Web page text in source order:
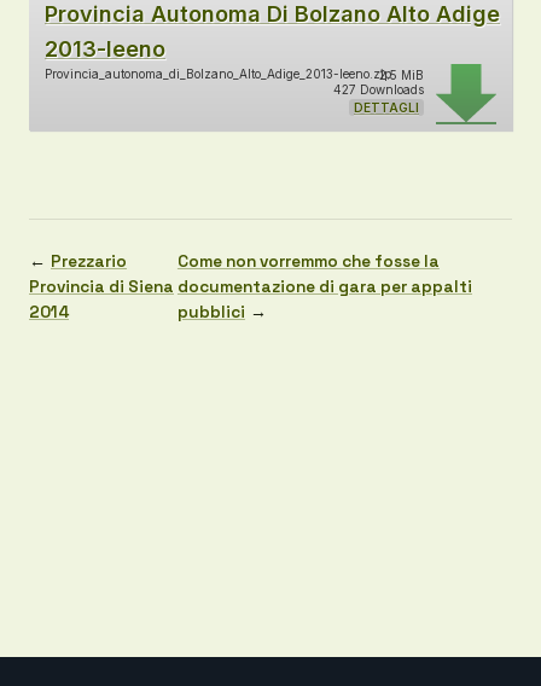
Provincia Autonoma Di Bolzano Alto Adige
2013-leeno
Provincia_autonoma_di_Bolzano_Alto_Adige_2013-leeno.zip2.5 MiB
427 Downloads
DETTAGLI
← Prezzario
Provincia di Siena
2014
Come non vorremmo che fosse la
documentazione di gara per appalti
pubblici →